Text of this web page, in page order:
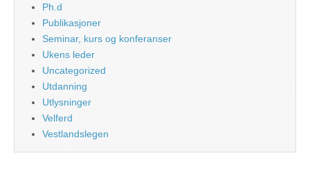
Ph.d
Publikasjoner
Seminar, kurs og konferanser
Ukens leder
Uncategorized
Utdanning
Utlysninger
Velferd
Vestlandslegen